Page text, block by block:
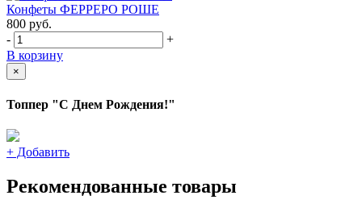
Конфеты ФЕРРЕРО РОШЕ
800 руб.
-
+
В корзину
×
Топпер "С Днем Рождения!"
+ Добавить
Рекомендованные товары